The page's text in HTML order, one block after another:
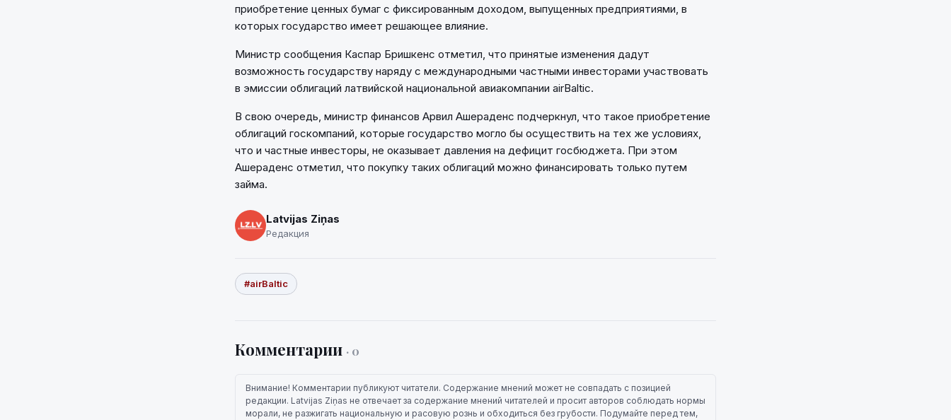
приобретение ценных бумаг с фиксированным доходом, выпущенных предприятиями, в
которых государство имеет решающее влияние.
Министр сообщения Каспар Бришкенс отметил, что принятые изменения дадут
возможность государству наряду с международными частными инвесторами участвовать
в эмиссии облигаций латвийской национальной авиакомпании airBaltic.
В свою очередь, министр финансов Арвил Ашераденс подчеркнул, что такое приобретение
облигаций госкомпаний, которые государство могло бы осуществить на тех же условиях,
что и частные инвесторы, не оказывает давления на дефицит госбюджета. При этом
Ашераденс отметил, что покупку таких облигаций можно финансировать только путем
займа.
Latvijas Ziņas
Редакция
#airBaltic
Комментарии · 0
Внимание! Комментарии публикуют читатели. Содержание мнений может не совпадать с позицией
редакции. Latvijas Ziņas не отвечает за содержание мнений читателей и просит авторов соблюдать нормы
морали, не разжигать национальную и расовую рознь и обходиться без грубости. Подумайте перед тем,